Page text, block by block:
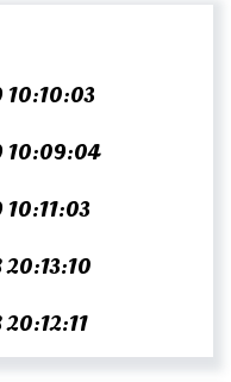
10:10:03
10:09:04